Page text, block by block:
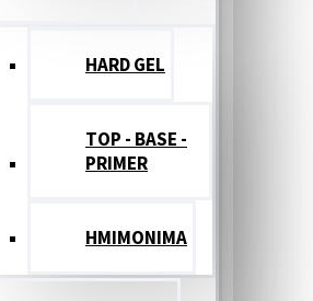
HARD GEL
TOP - BASE -
PRIMER
ΗΜΙΜΟΝΙΜΑ